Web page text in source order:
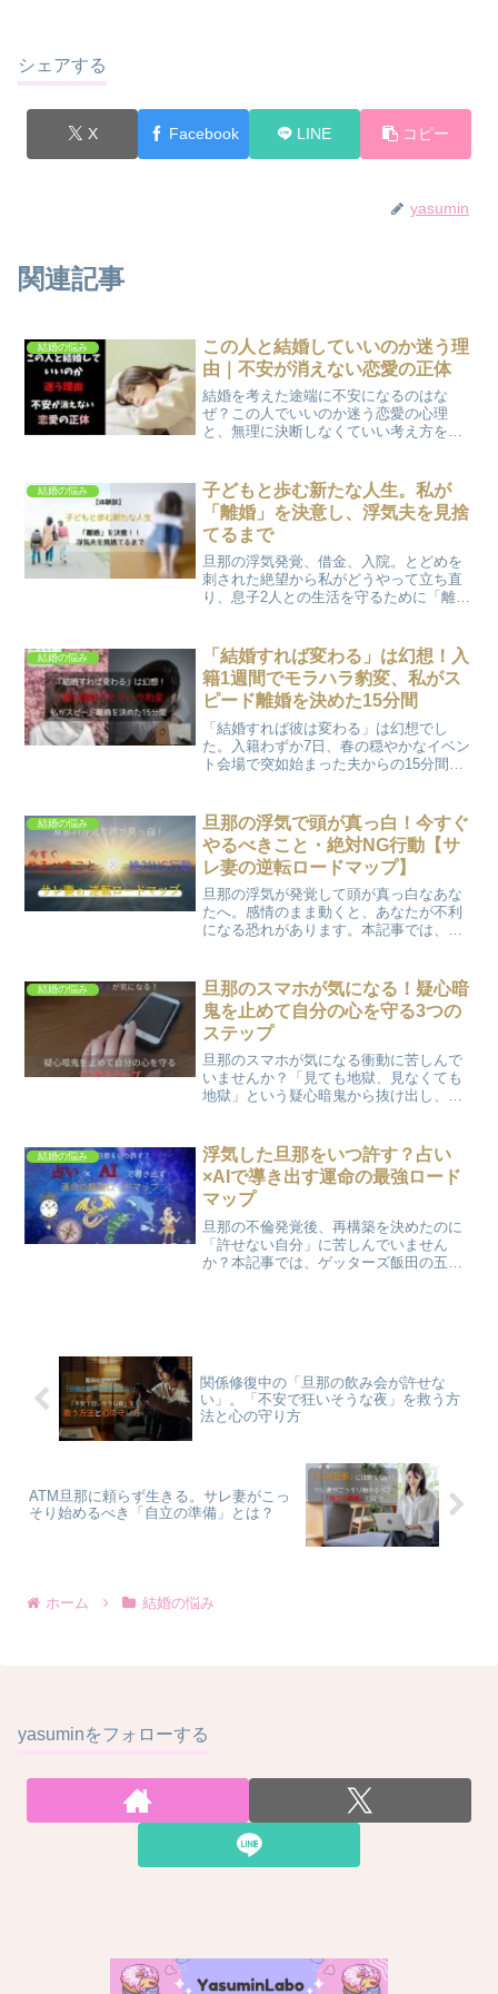
シェアする
X Facebook LINE コピー
yasumin
関連記事
結婚の悩み
この人と結婚していいのか迷う理
由｜不安が消えない恋愛の正体
結婚を考えた途端に不安になるのはな
ぜ？この人でいいのか迷う恋愛の心理
と、無理に決断しなくていい考え方を紹
結婚の悩み
子どもと歩む新たな人生。私が
「離婚」を決意し、浮気夫を見捨
てるまで
旦那の浮気発覚、借金、入院。とどめを
刺された絶望から私がどうやって立ち直
り、息子2人との生活を守るために「離
自立のために手にした武器を公開。裏切
りを「人生の卒業」に変えるための全記
録です。
結婚の悩み
「結婚すれば変わる」は幻想！入
籍1週間でモラハラ豹変、私がス
ピード離婚を決めた15分間
「結婚すれば彼は変わる」は幻想でし
た。入籍わずか7日、春の穏やかなイベン
ト会場で突如始まった夫からの15分間の
ます。これはマリッジブルーではありま
せん、真実の記録です。
結婚の悩み
旦那の浮気で頭が真っ白！今すぐ
やるべきこと・絶対NG行動【サ
レ妻の逆転ロードマップ】
旦那の浮気が発覚して頭が真っ白なあな
たへ。感情のまま動くと、あなたが不利
になる恐れがあります。本記事では、発
説。証拠集め、示談、再構築、自分磨き
まで、後悔しないための逆転ロードマッ
プを全公開します。
結婚の悩み
旦那のスマホが気になる！疑心暗
鬼を止めて自分の心を守る3つの
ステップ
旦那のスマホが気になる衝動に苦しんで
いませんか？「見ても地獄、見なくても
地獄」という疑心暗鬼から抜け出し、大
上自分を傷つけないための「心の持ち
方」をお伝えします。
結婚の悩み
浮気した旦那をいつ許す？占い
×AIで導き出す運命の最強ロード
マップ
旦那の不倫発覚後、再構築を決めたのに
「許せない自分」に苦しんでいません
か？本記事では、ゲッターズ飯田の五星
関係修復中の「旦那の飲み会が許せな
い」。「不安で狂いそうな夜」を救う方
法と心の守り方
ATM旦那に頼らず生きる。サレ妻がこっ
そり始めるべき「自立の準備」とは？
ホーム 結婚の悩み
yasuminをフォローする